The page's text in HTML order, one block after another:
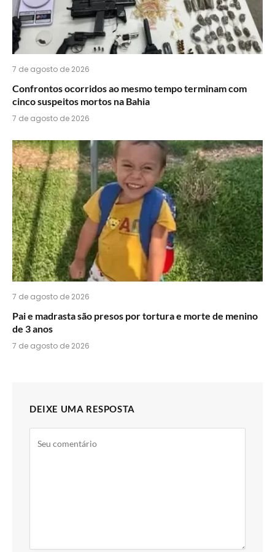
7 de agosto de 2026
Confrontos ocorridos ao mesmo tempo terminam com
cinco suspeitos mortos na Bahia
7 de agosto de 2026
7 de agosto de 2026
Pai e madrasta são presos por tortura e morte de menino
de 3 anos
7 de agosto de 2026
DEIXE UMA RESPOSTA